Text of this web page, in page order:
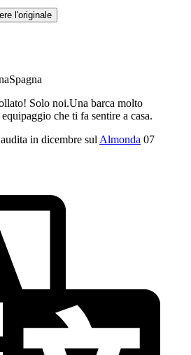
l'originale
Spagna
Solo noi.Una barca molto
che ti fa sentire a casa.
in dicembre sul Almonda 07